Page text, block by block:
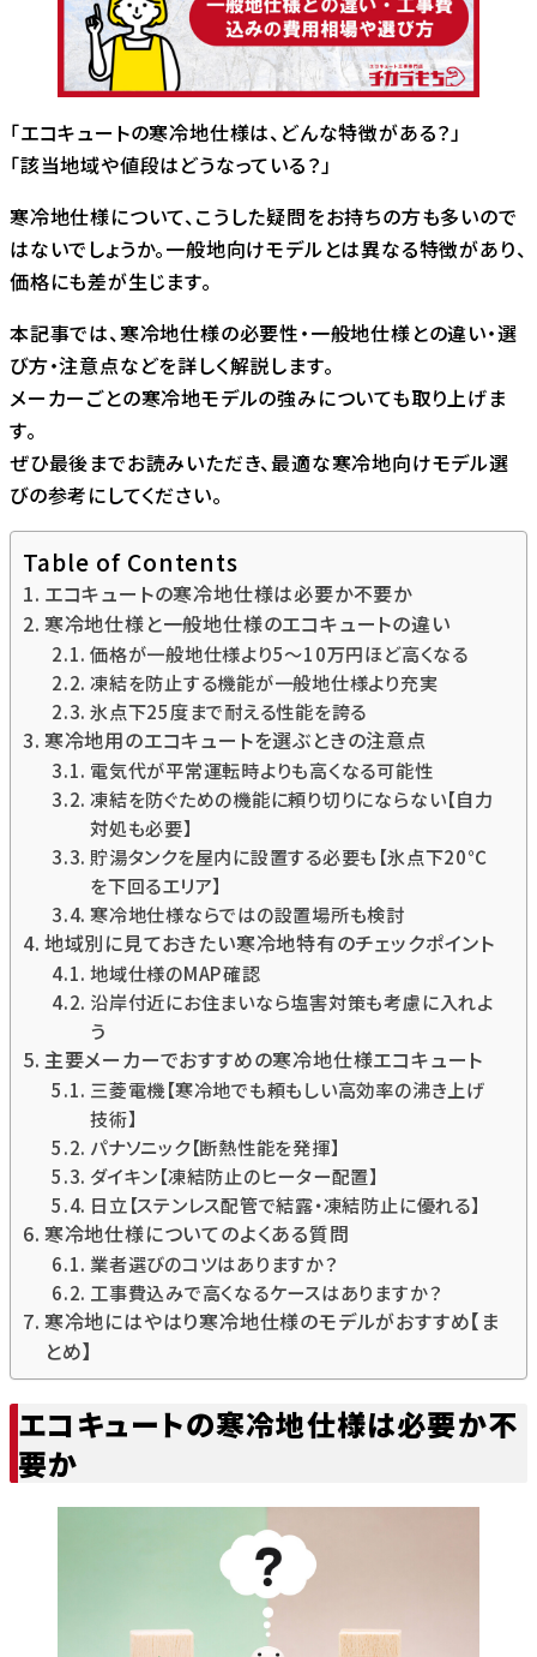
「エコキュートの寒冷地仕様は、どんな特徴がある？」
「該当地域や値段はどうなっている？」
寒冷地仕様について、こうした疑問をお持ちの方も多いので
はないでしょうか。一般地向けモデルとは異なる特徴があり、
価格にも差が生じます。
本記事では、寒冷地仕様の必要性・一般地仕様との違い・選
び方・注意点などを詳しく解説します。
メーカーごとの寒冷地モデルの強みについても取り上げま
す。
ぜひ最後までお読みいただき、最適な寒冷地向けモデル選
びの参考にしてください。
Table of Contents
エコキュートの寒冷地仕様は必要か不要か
寒冷地仕様と一般地仕様のエコキュートの違い
価格が一般地仕様より5～10万円ほど高くなる
凍結を防止する機能が一般地仕様より充実
氷点下25度まで耐える性能を誇る
寒冷地用のエコキュートを選ぶときの注意点
電気代が平常運転時よりも高くなる可能性
凍結を防ぐための機能に頼り切りにならない【自力
対処も必要】
貯湯タンクを屋内に設置する必要も【氷点下20℃
を下回るエリア】
寒冷地仕様ならではの設置場所も検討
地域別に見ておきたい寒冷地特有のチェックポイント
地域仕様のMAP確認
沿岸付近にお住まいなら塩害対策も考慮に入れよ
う
主要メーカーでおすすめの寒冷地仕様エコキュート
三菱電機【寒冷地でも頼もしい高効率の沸き上げ
技術】
パナソニック【断熱性能を発揮】
ダイキン【凍結防止のヒーター配置】
日立【ステンレス配管で結露・凍結防止に優れる】
寒冷地仕様についてのよくある質問
業者選びのコツはありますか？
工事費込みで高くなるケースはありますか？
寒冷地にはやはり寒冷地仕様のモデルがおすすめ【ま
とめ】
エコキュートの寒冷地仕様は必要か不
要か